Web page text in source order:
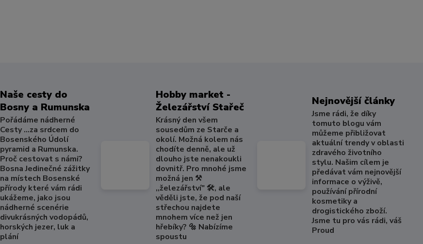
Naše cesty do
Bosny a Rumunska
Pořádáme nádherné
Cesty ...za srdcem do
Bosenského Údolí
pyramid a Rumunska.
Proč cestovat s námi?
Bosna Jedinečné zážitky
na místech Bosenské
přírody které vám rádi
ukážeme, jako jsou
nádherné scenérie
divukrásných vodopádů,
horských jezer, luk a
plání
Hobby market -
Železářství Stařeč
Krásný den všem
sousedům ze Starče a
okolí. Možná kolem nás
chodíte denně, ale už
dlouho jste nenakoukli
dovnitř. Pro mnohé jsme
možná jen ⚒️
,,železářství" 🛠️, ale
věděli jste, že pod naší
střechou najdete
mnohem více než jen
hřebíky? 🔩 Nabízíme
spoustu
Nejnovější články
Jsme rádi, že díky
tomuto blogu vám
můžeme přibližovat
aktuální trendy v oblasti
zdravého životního
stylu. Našim cílem je
předávat vám nejnovější
informace o výživě,
používání přírodní
kosmetiky a
drogistického zboží.
Jsme tu pro vás rádi, váš
Proud